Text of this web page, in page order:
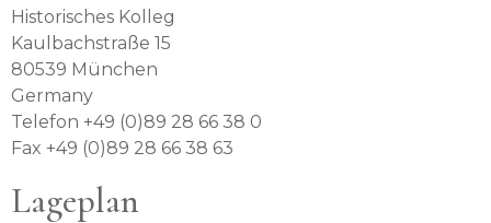
Historisches Kolleg
Kaulbachstraße 15
80539 München
Germany
Telefon +49 (0)89 28 66 38 0
Fax +49 (0)89 28 66 38 63
Lageplan